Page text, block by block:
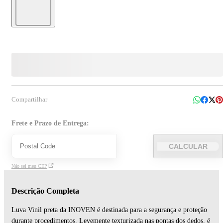
Compartilhar
Frete e Prazo de Entrega:
CALCULAR
Não sei meu CEP
Descrição Completa
Luva Vinil preta da INOVEN é destinada para a segurança e proteção
durante procedimentos. Levemente texturizada nas pontas dos dedos, é